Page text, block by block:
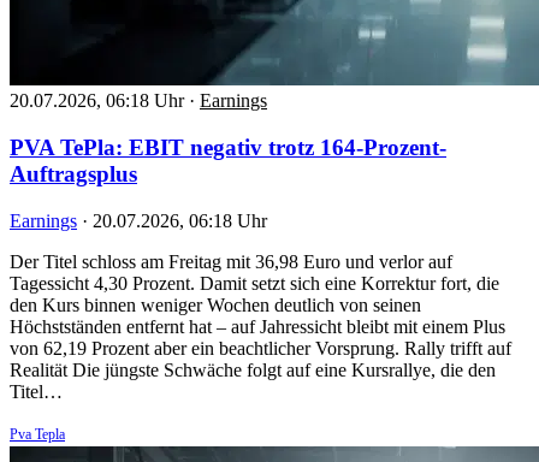
20.07.2026, 06:18 Uhr · Earnings
PVA TePla: EBIT negativ trotz 164-Prozent-
Auftragsplus
Earnings · 20.07.2026, 06:18 Uhr
Der Titel schloss am Freitag mit 36,98 Euro und verlor auf
Tagessicht 4,30 Prozent. Damit setzt sich eine Korrektur fort, die
den Kurs binnen weniger Wochen deutlich von seinen
Höchstständen entfernt hat – auf Jahressicht bleibt mit einem Plus
von 62,19 Prozent aber ein beachtlicher Vorsprung. Rally trifft auf
Realität Die jüngste Schwäche folgt auf eine Kursrallye, die den
Titel…
Pva Tepla